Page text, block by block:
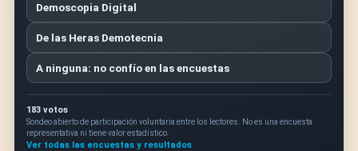
Demoscopia Digital
De las Heras Demotecnia
A ninguna: no confío en las encuestas
183 votos
Sondeo abierto de participación voluntaria entre los lectores. No es una encuesta
representativa ni tiene valor estadístico.
Ver todas las encuestas y resultados